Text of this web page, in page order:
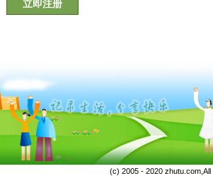
立即注册
(c) 2005 - 2020